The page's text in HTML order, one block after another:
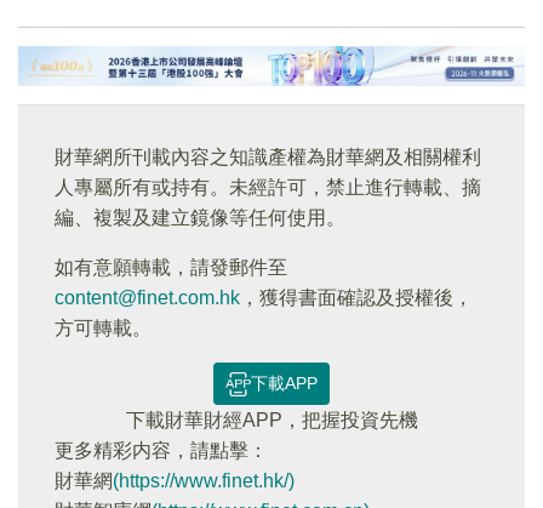
財華網所刊載內容之知識產權為財華網及相關權利
人專屬所有或持有。未經許可，禁止進行轉載、摘
編、複製及建立鏡像等任何使用。
如有意願轉載，請發郵件至
content@finet.com.hk ，獲得書面確認及授權後，
方可轉載。
下載APP
下載財華財經APP，把握投資先機
更多精彩内容，請點擊：
財華網(https://www.finet.hk/)